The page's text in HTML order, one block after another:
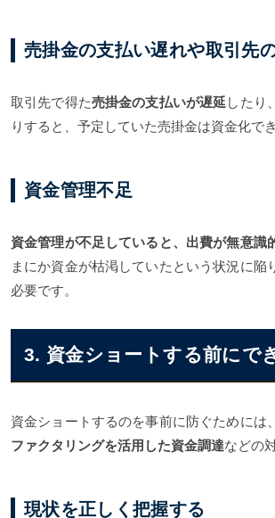
売掛金の支払い遅れや取引先
取引先で得た売掛金の支払いが遅延 したり、
りすると、予定していた売掛金は資金化で
資金管理不足
資金管理が不足していると、出費が無意識
まにか資金が枯渇していたという状況に陥
必要です。
3. 資金ショートする前にで
資金ショートするのを事前に防ぐためには、
ファクタリングを活用した資金調達などの
現状を正しく把握する